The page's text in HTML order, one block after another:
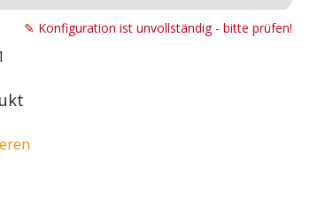
✎ Konfiguration ist unvollständig - bitte prüfen!